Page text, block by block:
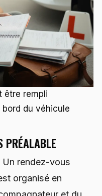
être rempli
du véhicule
PRÉALABLE
Un rendez-vous
organisé en